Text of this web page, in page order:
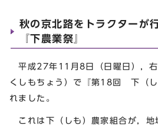
秋の京北路をトラクター
『下農業祭』
平成27年11月8日（日曜日），右
くしもちょう）で『第18回 下（し
れました。
これは下（しも）農家組合が，地